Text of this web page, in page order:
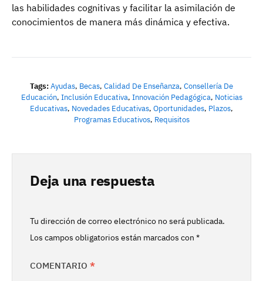
las habilidades cognitivas y facilitar la asimilación de
conocimientos de manera más dinámica y efectiva.
Tags:Ayudas, Becas, Calidad De Enseñanza, Consellería De
Educación, Inclusión Educativa, Innovación Pedagógica, Noticias
Educativas, Novedades Educativas, Oportunidades, Plazos,
Programas Educativos, Requisitos
Deja una respuesta
Tu dirección de correo electrónico no será publicada.
Los campos obligatorios están marcados con *
COMENTARIO *